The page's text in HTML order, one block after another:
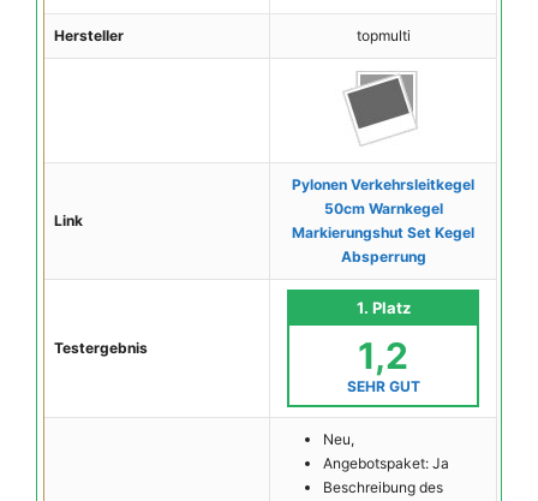
Hersteller topmulti
Link
Pylonen Verkehrsleitkegel
50cm Warnkegel
Markierungshut Set Kegel
Absperrung
Testergebnis
1. Platz
1,2
SEHR GUT
Neu,
Angebotspaket: Ja
Beschreibung des